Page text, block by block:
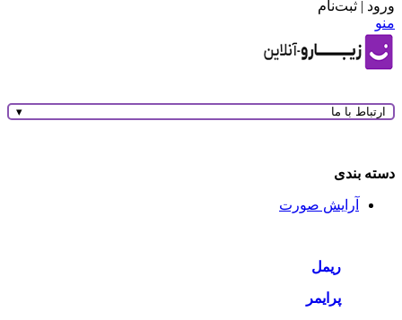
ورود | ثبت‌نام
منو
ارتباط با ما ▾
دسته بندی
آرایش صورت
ریمل
پرایمر